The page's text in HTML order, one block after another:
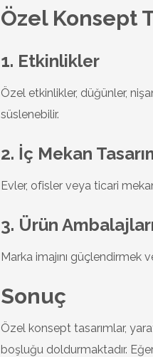
Özel Konsept
1. Etkinlikler
Özel etkinlikler, düğünler,
süslenebilir.
2. İç Mekan
Evler, ofisler veya ticari
3. Ürün
Marka imajını güçlendirmek
Sonuç
Özel konsept tasarımlar,
boşluğu doldurmaktadır.